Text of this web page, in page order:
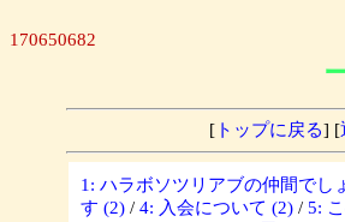
170650682
[トップに戻る] [
1: ハラボソツリアブの仲間でし
す (2) / 4: 入会について (2) / 5: